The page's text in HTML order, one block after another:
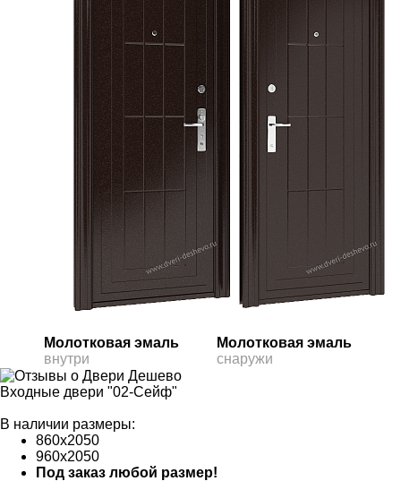
Молотковая эмаль
внутри
Молотковая эмаль
снаружи
Входные двери "02-Сейф"
В наличии размеры:
860х2050
960х2050
Под заказ любой размер!